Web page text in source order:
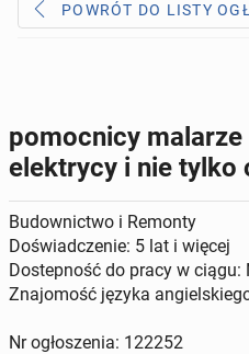
TOWARZYSKIE
POWRÓT DO LISTY
pomocnicy
elektrycy i nie tylko
Budownictwo i Remonty
Doświadczenie: 5 lat i więcej
Dostepność do pracy w ciągu:
Znajomość języka
Nr ogłoszenia: 122252